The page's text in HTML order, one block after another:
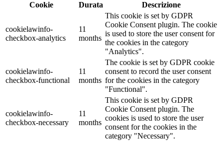
Cookie Durata Descrizione
cookielawinfo-
checkbox-analytics
11
months
This cookie is set by GDPR
Cookie Consent plugin. The cookie
is used to store the user consent for
the cookies in the category
"Analytics".
cookielawinfo-
checkbox-functional
11
months
The cookie is set by GDPR cookie
consent to record the user consent
for the cookies in the category
"Functional".
cookielawinfo-
checkbox-necessary
11
months
This cookie is set by GDPR
Cookie Consent plugin. The
cookies is used to store the user
consent for the cookies in the
category "Necessary".